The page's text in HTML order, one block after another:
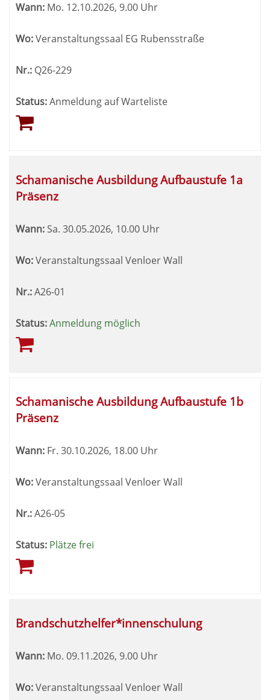
Wann: Mo. 12.10.2026, 9.00 Uhr
Wo:Veranstaltungssaal EG Rubensstraße
Nr.: Q26-229
Status:Anmeldung auf Warteliste
Schamanische Ausbildung Aufbaustufe 1a
Präsenz
Wann: Sa. 30.05.2026, 10.00 Uhr
Wo:Veranstaltungssaal Venloer Wall
Nr.:A26-01
Status:Anmeldung möglich
Schamanische Ausbildung Aufbaustufe 1b
Präsenz
Wann: Fr. 30.10.2026, 18.00 Uhr
Wo:Veranstaltungssaal Venloer Wall
Nr.:A26-05
Status: Plätze frei
Brandschutzhelfer*innenschulung
Wann: Mo. 09.11.2026, 9.00 Uhr
Wo:Veranstaltungssaal Venloer Wall